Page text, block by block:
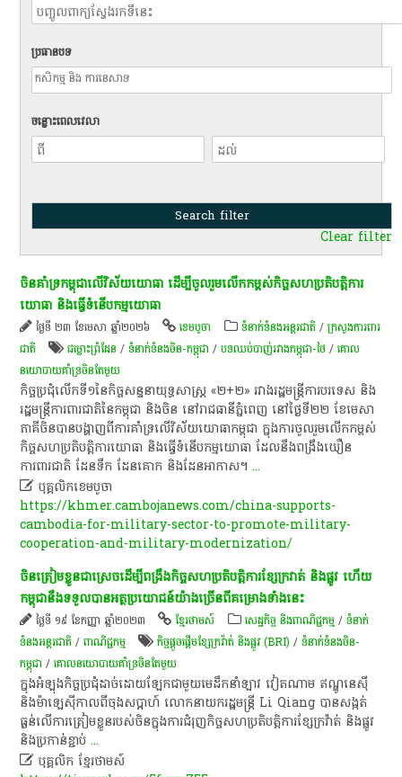
ប្រធានបទ
ចន្លោះពេលវេលា
Clear filter
ចិនគាំទ្រកម្ពុជាលើវិស័យយោធា ដើម្បីចូលរួមលើកកម្ពស់កិច្ច​សហ​ប្រតិបត្តិការ
យោធា និងធ្វើទំនើបកម្មយោធា
ថ្ងៃទី ២៣ ខែមេសា ឆ្នាំ២០២៦ ខេ​ម​បូ​ចា ទំនាក់ទំនងអន្តរជាតិ /ក្រសួងការពារ
ជាតិ
ជម្លោះព្រំដែន /ទំនាក់ទំនងចិន-កម្ពុជា /បទ​ឈប់​បាញ់​រវាង​កម្ពុជា​-​ថៃ​ /​គោល​
នយោបាយ​គាំទ្រ​ចិនតែ​មួយ
កិច្ចប្រជុំលើកទី១នៃកិច្ចសន្ទនាយុទ្ធសាស្ត្រ «២+២» រវាងរដ្ឋមន្រ្តីការបរទេស និង
រដ្ឋមន្រ្តីការពារជាតិនៃកម្ពុជា និងចិន នៅរាជធានីភ្នំពេញ នៅថ្ងៃទី២២ ខែមេសា
ភាគីចិនបានបង្ហាញពីការគាំទ្រលើវិស័យយោធាកម្ពុជា ក្នុងការចូលរួមលើកកម្ពស់
កិច្ចសហប្រតិបត្តិការយោធា និងធ្វើទំនើបកម្មយោធា ដែលនឹងពង្រឹងឃឿន
ការពារជាតិ ដែនទឹក ដែនគោក និងដែនអាកាស។...
 បុគ្គលិកខេមបូចា
https://khmer.cambojanews.com/china-supports-
cambodia-for-military-sector-to-promote-military-
cooperation-and-military-modernization/
​ចិន​ត្រៀមខ្លួន​ជា​ស្រេច​ដើម្បី​ពង្រឹង​កិច្ច​សហប្រតិបត្តិការ​ខ្សែក្រវាត់​ និង​ផ្លូវ​ ហើយ​
កម្ពុជា​នឹង​ទទួល​បាន​អត្ថប្រយោជន៍​យ៉ាងច្រើន​ពី​គម្រោង​ទាំងនេះ​
ថ្ងៃទី ១៩ ខែកញ្ញា ឆ្នាំ២០២៣ ខ្មែរថាមស៍ សេដ្ឋកិច្ច និងពាណិជ្ជកម្ម /ទំនាក់
ទំនងអន្តរជាតិ /ពាណិជ្ជកម្ម កិច្ច​ផ្តួចផ្តើម​ខ្សែ​ក្រ​វ៉ា​ត់​ និង​ផ្លូវ​ (BRI) /ទំនាក់ទំនងចិន-
កម្ពុជា /​គោល​នយោបាយ​គាំទ្រ​ចិនតែ​មួយ
ក្នុង​អំឡុង​កិច្ចប្រជុំ​ដាច់​ដោយឡែក​ជាមួយ​មេដឹកនាំ​ឡាវ​ វៀតណាម​ ឥណ្ឌូ​នេ​ស៊ី​
និង​ម៉ា​ឡេ​ស៊ី​កាលពី​ចុង​ស​ប្តា​ហ៍​ លោកនាយក​រដ្ឋមន្ត្រី​ Li​ Qiang​ បាន​សង្កត់
ធ្ងន់​លើ​ការ​ត្រៀមខ្លួន​របស់​ចិន​ក្នុង​ការ​ជំរុញ​កិច្ច​សហប្រតិបត្តិការ​ខ្សែ​ក្រ​វ៉ា​ត់​ និង​ផ្លូវ​
និង​ប្រកាន់ខ្ជាប់...
 បុគ្គលិក​ ខ្មែរ​ថា​ម​ស៍​